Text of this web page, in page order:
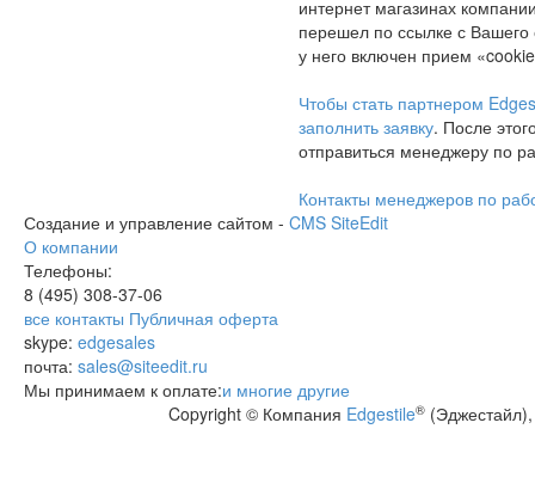
интернет магазинах
перешел по ссылке с Вашего
у него включен прием
Чтобы стать партнером
заполнить заявку. После
отправиться менеджеру по
Контакты менеджеров по
Создание и управление сайтом - CMS SiteEdit
О компании
Телефоны:
8 (495) 308-37-06
все контакты Публичная оферта
skype: edgesales
почта: sales@siteedit.ru
Мы принимаем к оплате:и многие другие
Copyright © Компания Edgestile®